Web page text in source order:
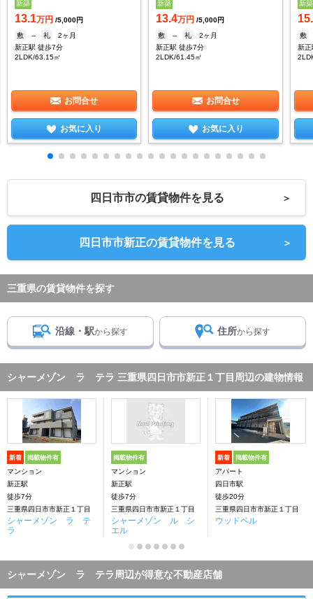
新築
13.1万円 /5,000円
敷
-- 礼
2ヶ月
新正駅 徒歩7分
2LDK/63.15㎡
お問合せ
お気に入り
新築
13.4万円 /5,000円
敷
-- 礼
2ヶ月
新正駅 徒歩7分
2LDK/61.45㎡
お問合せ
お気に入り
新築
敷
新正
四日市市の賃貸物件を見る ＞
四日市市新正の賃貸物件を見る ＞
三重県の賃貸物件を探す
沿線・駅から探す 住所から探す
シャーメゾン ラ テラ 三重県四日市市新正１丁目周辺の建物情報
新着 掲載物件有
マンション
新正駅
徒歩7分
三重県四日市市新正１丁目
シャーメゾン ラ テ
ラ
掲載物件有
マンション
新正駅
徒歩7分
三重県四日市市新正１丁目
シャーメゾン ル シ
エル
新着 掲載物件有
アパート
四日市駅
徒歩20分
三重県四日市市新正１丁目
ウッドベル
シャーメゾン ラ テラ周辺が得意な不動産店舗